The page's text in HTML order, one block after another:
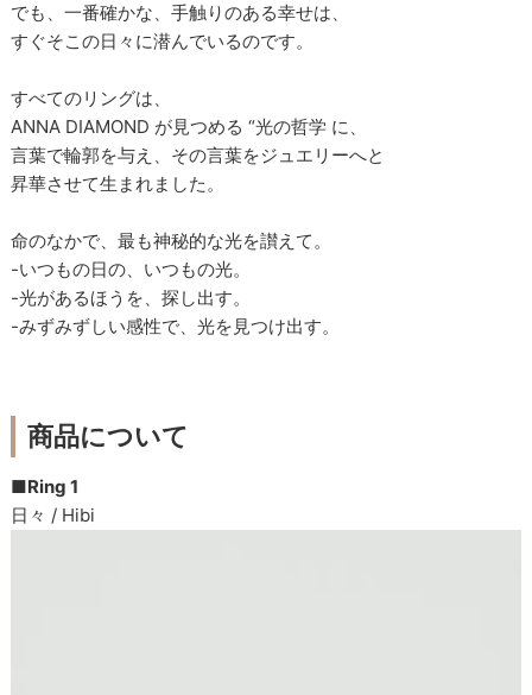
でも、一番確かな、手触りのある幸せは、
すぐそこの日々に潜んでいるのです。
すべてのリングは、
ANNA DIAMOND が見つめる “光の哲学 に、
言葉で輪郭を与え、その言葉をジュエリーへと
昇華させて生まれました。
命のなかで、最も神秘的な光を讃えて。
-いつもの日の、いつもの光。
-光があるほうを、探し出す。
-みずみずしい感性で、光を見つけ出す。
商品について
■Ring 1
日々 / Hibi